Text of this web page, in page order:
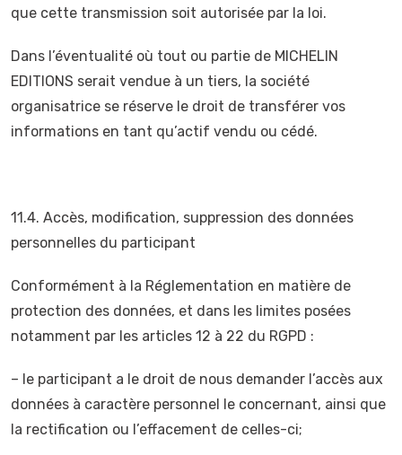
que cette transmission soit autorisée par la loi.
Dans l’éventualité où tout ou partie de MICHELIN
EDITIONS serait vendue à un tiers, la société
organisatrice se réserve le droit de transférer vos
informations en tant qu’actif vendu ou cédé.
11.4. Accès, modification, suppression des données
personnelles du participant
Conformément à la Réglementation en matière de
protection des données, et dans les limites posées
notamment par les articles 12 à 22 du RGPD :
– le participant a le droit de nous demander l’accès aux
données à caractère personnel le concernant, ainsi que
la rectification ou l’effacement de celles-ci;